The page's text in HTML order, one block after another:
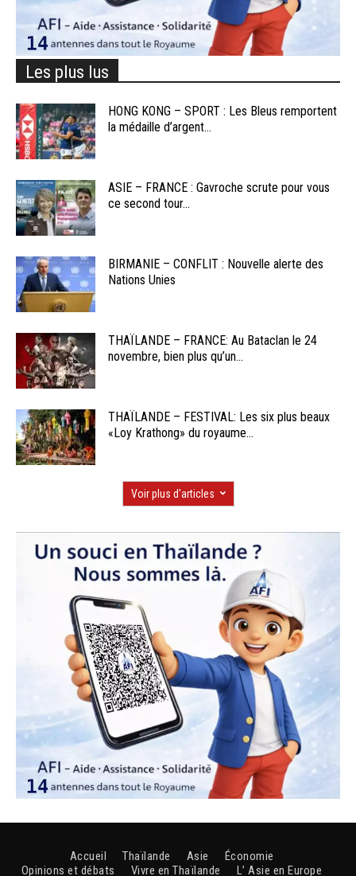
Les plus lus
HONG KONG – SPORT : Les Bleus remportent
la médaille d’argent...
ASIE – FRANCE : Gavroche scrute pour vous
ce second tour...
BIRMANIE – CONFLIT : Nouvelle alerte des
Nations Unies
THAÏLANDE – FRANCE: Au Bataclan le 24
novembre, bien plus qu’un...
THAÏLANDE – FESTIVAL: Les six plus beaux
«Loy Krathong» du royaume...
Voir plus d'articles
Accueil Thaïlande Asie
Économie
Opinions et débats
Vivre en Thaïlande L’ Asie en Europe